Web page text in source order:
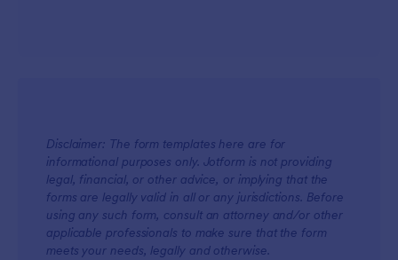
For Teams
Disclaimer: The form templates here are for
informational purposes only. Jotform is not providing
legal, financial, or other advice, or implying that the
forms are legally valid in all or any jurisdictions. Before
using any such form, consult an attorney and/or other
applicable professionals to make sure that the form
meets your needs, legally and otherwise.